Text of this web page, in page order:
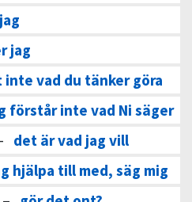
jag
inte vad du tänker göra
förstår inte vad Ni säger
det är vad jag vill
hjälpa till med, säg mig